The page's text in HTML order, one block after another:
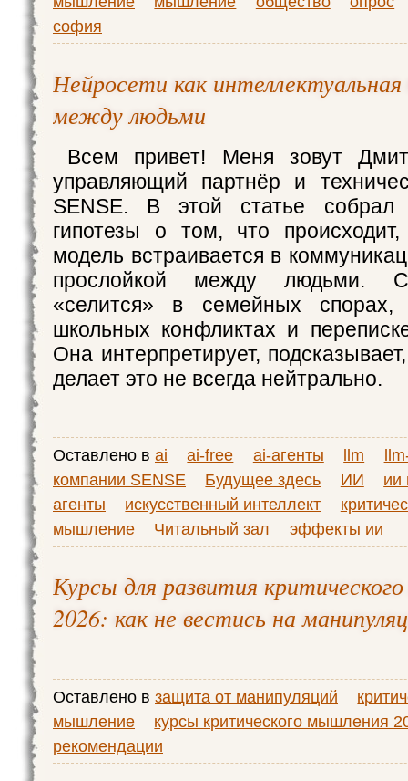
софия
Нейросети как интеллектуальная
между людьми
Всем привет! Меня зовут
управляющий партнёр и
SENSE. В этой статье
гипотезы о том, что происходит,
модель встраивается в
прослойкой между людьми.
«селится» в семейных спорах,
школьных конфликтах и
Она интерпретирует,
делает это не всегда нейтрально.
Оставлено в ai ai-free ai-агенты llm
компании SENSE
Будущее здесь ИИ
ии
агенты
искусственный интеллект
мышление
Читальный зал эффекты ии
Курсы для развития
2026: как не вестись на
Оставлено в защита от манипуляций
мышление
курсы критического мышления
рекомендации